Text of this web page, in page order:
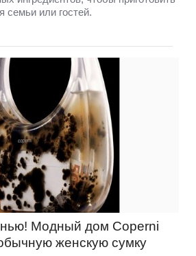
семьи или гостей.
Модный дом Coperni
женскую сумку